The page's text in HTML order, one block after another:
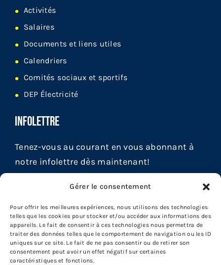
Gérer le consentement
Pour offrir les meilleures expériences, nous utilisons des technologies
telles que les cookies pour stocker et/ou accéder aux informations des
appareils. Le fait de consentir à ces technologies nous permettra de
traiter des données telles que le comportement de navigation ou les ID
uniques sur ce site. Le fait de ne pas consentir ou de retirer son
consentement peut avoir un effet négatif sur certaines
caractéristiques et fonctions.
Activités
Salaires
Documents et liens utiles
Calendriers
Comités sociaux et sportifs
DEP Électricité
INFOLETTRE
Tenez-vous au courant en vous abonnant à
notre infolettre dès maintenant!